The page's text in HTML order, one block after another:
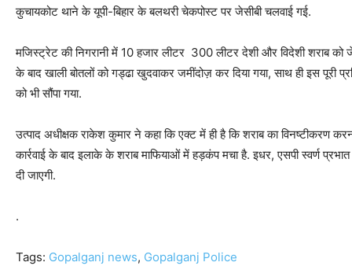
कुचायकोट थाने के यूपी-बिहार के बलथरी चेकपोस्ट पर जेसीबी चलवाई गई.
मजिस्ट्रेट की निगरानी में 10 हजार लीटर 300 लीटर देशी और विदेशी शराब को
के बाद खाली बोतलों को गड्ढा खुदवाकर जमींदोज़ कर दिया गया, साथ ही इस पूरी
को भी सौंपा गया.
उत्पाद अधीक्षक राकेश कुमार ने कहा कि एक्ट में ही है कि शराब का विनष्टीकरण
कार्रवाई के बाद इलाके के शराब माफियाओं में हड़कंप मचा है. इधर, एसपी स्वर्ण
दी जाएगी.
.
Tags: Gopalganj news, Gopalganj Police